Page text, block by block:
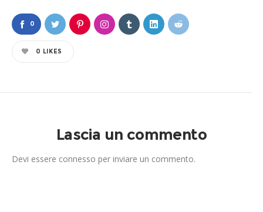
0
0 LIKES
Lascia un commento
Devi essere connesso per inviare un commento.